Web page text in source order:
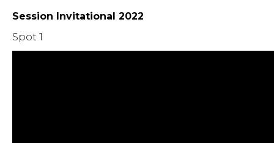
Session Invitational 2022
Spot 1